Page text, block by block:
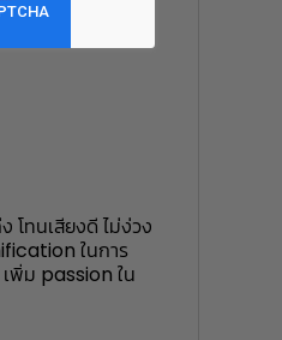
โทนเสียงดี ไม่ง่วง
ในการ
พิ่ม passion ใน